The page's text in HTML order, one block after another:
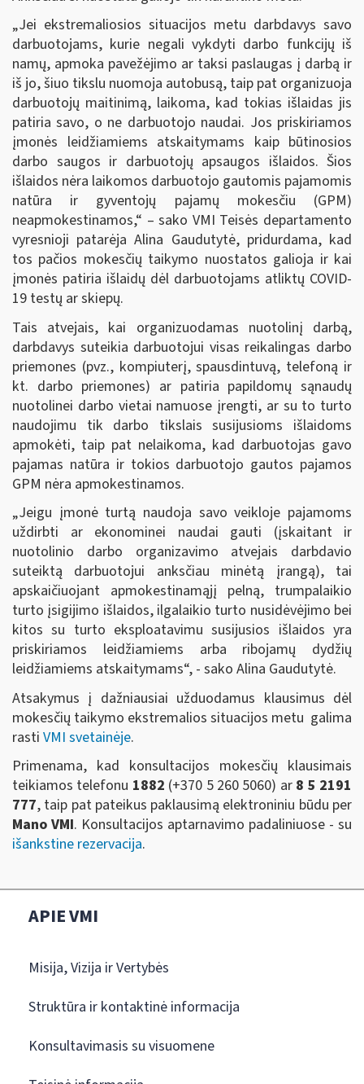
„Jei ekstremaliosios situacijos metu darbdavys savo
darbuotojams, kurie negali vykdyti darbo funkcijų iš
namų, apmoka pavežėjimo ar taksi paslaugas į darbą ir
iš jo, šiuo tikslu nuomoja autobusą, taip pat organizuoja
darbuotojų maitinimą, laikoma, kad tokias išlaidas jis
patiria savo, o ne darbuotojo naudai. Jos priskiriamos
įmonės leidžiamiems atskaitymams kaip būtinosios
darbo saugos ir darbuotojų apsaugos išlaidos. Šios
išlaidos nėra laikomos darbuotojo gautomis pajamomis
natūra ir gyventojų pajamų mokesčiu (GPM)
neapmokestinamos,“ – sako VMI Teisės departamento
vyresnioji patarėja Alina Gaudutytė, pridurdama, kad
tos pačios mokesčių taikymo nuostatos galioja ir kai
įmonės patiria išlaidų dėl darbuotojams atliktų COVID-
19 testų ar skiepų.
Tais atvejais, kai organizuodamas nuotolinį darbą,
darbdavys suteikia darbuotojui visas reikalingas darbo
priemones (pvz., kompiuterį, spausdintuvą, telefoną ir
kt. darbo priemones) ar patiria papildomų sąnaudų
nuotolinei darbo vietai namuose įrengti, ar su to turto
naudojimu tik darbo tikslais susijusioms išlaidoms
apmokėti, taip pat nelaikoma, kad darbuotojas gavo
pajamas natūra ir tokios darbuotojo gautos pajamos
GPM nėra apmokestinamos.
„Jeigu įmonė turtą naudoja savo veikloje pajamoms
uždirbti ar ekonominei naudai gauti (įskaitant ir
nuotolinio darbo organizavimo atvejais darbdavio
suteiktą darbuotojui anksčiau minėtą įrangą), tai
apskaičiuojant apmokestinamąjį pelną, trumpalaikio
turto įsigijimo išlaidos, ilgalaikio turto nusidėvėjimo bei
kitos su turto eksploatavimu susijusios išlaidos yra
priskiriamos leidžiamiems arba ribojamų dydžių
leidžiamiems atskaitymams“, - sako Alina Gaudutytė.
Atsakymus į dažniausiai užduodamus klausimus dėl
mokesčių taikymo ekstremalios situacijos metu galima
rasti VMI svetainėje.
Primenama, kad konsultacijos mokesčių klausimais
teikiamos telefonu 1882 (+370 5 260 5060) ar 8 5 2191
777, taip pat pateikus paklausimą elektroniniu būdu per
Mano VMI. Konsultacijos aptarnavimo padaliniuose - su
išankstine rezervacija.
APIE VMI
Misija, Vizija ir Vertybės
Struktūra ir kontaktinė informacija
Konsultavimasis su visuomene